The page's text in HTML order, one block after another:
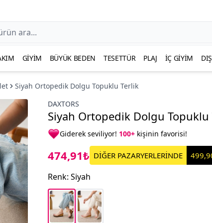
GIYIM BÜYÜK BEDEN TESETTÜR PLAJ İÇ GIYIM
Siyah Ortopedik Dolgu Topuklu Terlik
DAXTORS
Siyah Ortopedik Dolgu Topuklu
Giderek seviliyor! 100+ kişinin favorisi!
474,91₺ DİĞER PAZARYERLERİNDE
Renk: Siyah